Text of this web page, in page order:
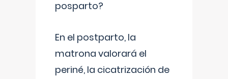
posparto?
En el postparto, la
matrona valorará el
periné, la cicatrización de